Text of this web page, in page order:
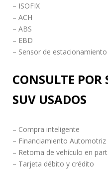
– ISOFIX
– ACH
– ABS
– EBD
– Sensor de
CONSULTE
SUV USADOS
– Compra inteligente
– Financiamiento Automotriz
– Retoma de vehículo en
– Tarjeta débito y crédito